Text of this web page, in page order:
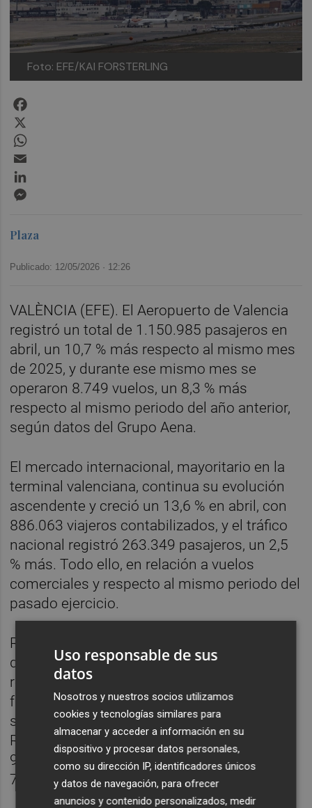
Foto: EFE/KAI FORSTERLING
Plaza
Publicado: 12/05/2026 · 12:26
VALÈNCIA (EFE). El Aeropuerto de Valencia
registró un total de 1.150.985 pasajeros en
abril, un 10,7 % más respecto al mismo mes
de 2025, y durante ese mismo mes se
operaron 8.749 vuelos, un 8,3 % más
respecto al mismo periodo del año anterior,
según datos del Grupo Aena.
El mercado internacional, mayoritario en la
terminal valenciana, continua su evolución
ascendente y creció un 13,6 % en abril, con
886.063 viajeros contabilizados, y el tráfico
nacional registró 263.349 pasajeros, un 2,5
% más. Todo ello, en relación a vuelos
comerciales y respecto al mismo periodo del
pasado ejercicio.
Respecto a las principales procedencias y
destinos de los pasajeros internacionales
registrados en abril, los más numerosos
fueron los de origen/destino Italia, que
sumaron 194.306 viajeros; seguidos de
Reino Unido con 112.709; Países Bajos, con
94.488; Alemania con 86.402 y Francia, con
77.940.
Uso responsable de sus
datos
Nosotros y nuestros socios utilizamos
cookies y tecnologías similares para
almacenar y acceder a información en su
dispositivo y procesar datos personales,
como su dirección IP, identificadores únicos
y datos de navegación, para ofrecer
anuncios y contenido personalizados, medir